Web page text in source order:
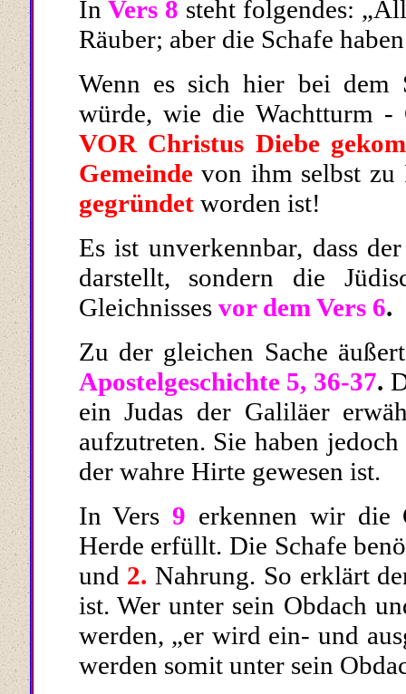
In Vers 8 steht folgendes:
Räuber; aber die Schafe
Wenn es sich hier bei dem
würde, wie die Wachtturm -
VOR Christus Diebe
Gemeinde von ihm selbst zu
gegründet worden ist!
Es ist unverkennbar, dass
darstellt, sondern die
Gleichnisses vor dem Vers 6.
Zu der gleichen Sache
Apostelgeschichte 5, 36-37.
ein Judas der Galiläer
aufzutreten. Sie haben
der wahre Hirte gewesen ist.
In Vers 9 erkennen wir die
Herde erfüllt. Die Schafe
und 2. Nahrung. So erklärt
ist. Wer unter sein Obdach
werden, „er wird ein- und
werden somit unter sein